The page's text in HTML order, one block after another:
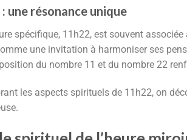
une résonance unique
spécifique, 11h22, est souvent
une invitation à harmoniser ses
du nombre 11 et du nombre 22
les aspects spirituels de 11h22, on